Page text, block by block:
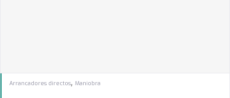
Arrancadores directos, Maniobra